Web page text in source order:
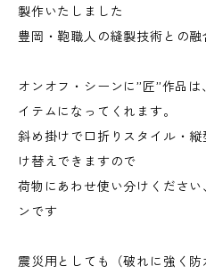
製作いたしました
豊岡・鞄職人の縫製技術との融
オンオフ・シーンに”匠”作品
イテムになってくれます。
斜め掛けで口折りスタイル・
け替えできますので
荷物にあわせ使い分けくださ
ンです
震災用としても（破れに強く